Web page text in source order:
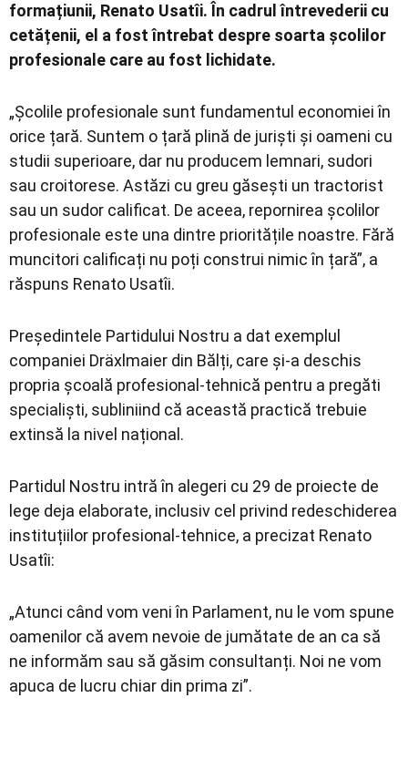
formațiunii, Renato Usatîi. În cadrul întrevederii cu
cetățenii, el a fost întrebat despre soarta școlilor
profesionale care au fost lichidate.
„Școlile profesionale sunt fundamentul economiei în
orice țară. Suntem o țară plină de juriști și oameni cu
studii superioare, dar nu producem lemnari, sudori
sau croitorese. Astăzi cu greu găsești un tractorist
sau un sudor calificat. De aceea, repornirea școlilor
profesionale este una dintre prioritățile noastre. Fără
muncitori calificați nu poți construi nimic în țară”, a
răspuns Renato Usatîi.
Președintele Partidului Nostru a dat exemplul
companiei Dräxlmaier din Bălți, care și-a deschis
propria școală profesional-tehnică pentru a pregăti
specialiști, subliniind că această practică trebuie
extinsă la nivel național.
Partidul Nostru intră în alegeri cu 29 de proiecte de
lege deja elaborate, inclusiv cel privind redeschiderea
instituțiilor profesional-tehnice, a precizat Renato
Usatîi:
„Atunci când vom veni în Parlament, nu le vom spune
oamenilor că avem nevoie de jumătate de an ca să
ne informăm sau să găsim consultanți. Noi ne vom
apuca de lucru chiar din prima zi”.